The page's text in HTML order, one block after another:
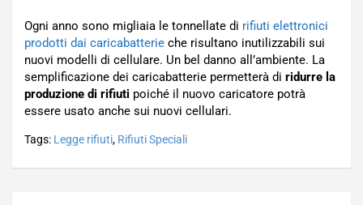
Ogni anno sono migliaia le tonnellate di rifiuti elettronici
prodotti dai caricabatterie che risultano inutilizzabili sui
nuovi modelli di cellulare. Un bel danno all’ambiente. La
semplificazione dei caricabatterie permetterà di ridurre la
produzione di rifiuti poiché il nuovo caricatore potrà
essere usato anche sui nuovi cellulari.
Tags: Legge rifiuti, Rifiuti Speciali